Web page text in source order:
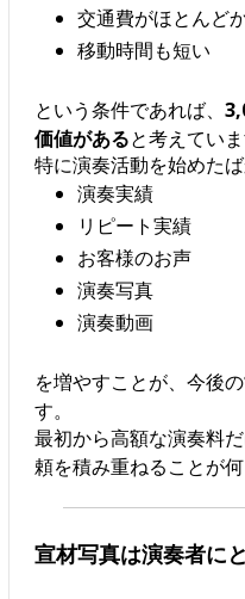
交通費がほとんど
移動時間も短い
という条件であれば、
価値があると考えていま
特に演奏活動を始めたば
演奏実績
リピート実績
お客様のお声
演奏写真
演奏動画
を増やすことが、今後
す。
最初から高額な演奏料
頼を積み重ねることが何
宣材写真は演奏者に